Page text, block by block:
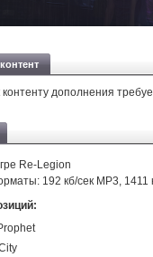
дополнения
Re-Legion
192 кб/сек MP3, 1411